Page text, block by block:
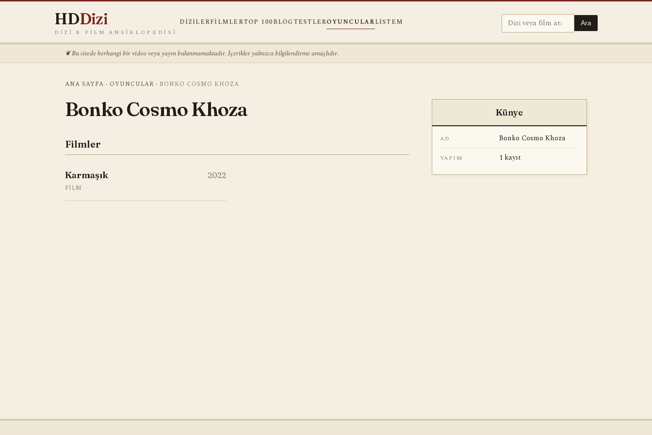
HDDizi
DIZI & FILM ANSIKLOPEDISI
DIZILERFILMLERTOP 100BLOGTESTLEROYUNCULARLISTEM Ara
Bu sitede herhangi bir video veya yayın bulunmamaktadır. İçerikler yalnızca bilgilendirme amaçlıdır.
ANA SAYFA › OYUNCULAR › BONKO COSMO KHOZA
Bonko Cosmo Khoza
Filmler
Karmaşık 2022
FILM
Künye
AD Bonko Cosmo Khoza
YAPIM 1 kayıt